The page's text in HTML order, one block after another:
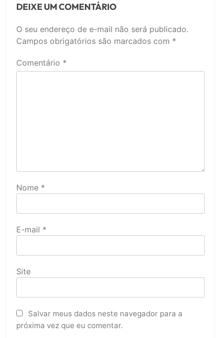
DEIXE UM COMENTÁRIO
O seu endereço de e-mail não será publicado.
Campos obrigatórios são marcados com *
Comentário *
Nome *
E-mail *
Site
Salvar meus dados neste navegador para a
próxima vez que eu comentar.